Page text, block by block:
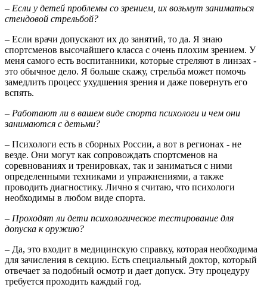
– Если у детей проблемы со зрением, их возьмут заниматься
стендовой стрельбой?
– Если врачи допускают их до занятий, то да. Я знаю
спортсменов высочайшего класса с очень плохим зрением. У
меня самого есть воспитанники, которые стреляют в линзах -
это обычное дело. Я больше скажу, стрельба может помочь
замедлить процесс ухудшения зрения и даже повернуть его
вспять.
– Работают ли в вашем виде спорта психологи и чем они
занимаются с детьми?
– Психологи есть в сборных России, а вот в регионах - не
везде. Они могут как сопровождать спортсменов на
соревнованиях и тренировках, так и заниматься с ними
определенными техниками и упражнениями, а также
проводить диагностику. Лично я считаю, что психологи
необходимы в любом виде спорта.
– Проходят ли дети психологическое тестирование для
допуска к оружию?
– Да, это входит в медицинскую справку, которая необходима
для зачисления в секцию. Есть специальный доктор, который
отвечает за подобный осмотр и дает допуск. Эту процедуру
требуется проходить каждый год.